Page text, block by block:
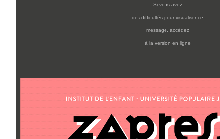
Si vous avez
des difficultés pour visualiser ce
message, accédez
à la version en ligne